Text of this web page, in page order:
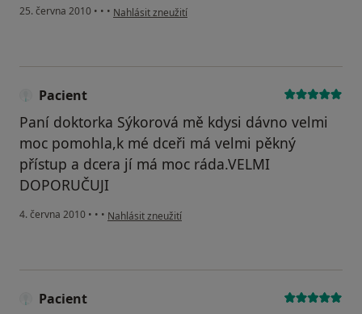
25. června 2010 • • • podle názoru uživatele Pacient
Nahlásit zneužití
Pacient
Paní doktorka Sýkorová mě kdysi dávno velmi
moc pomohla,k mé dceři má velmi pěkný
přístup a dcera jí má moc ráda.VELMI
DOPORUČUJI
4. června 2010 • • • podle názoru uživatele Pacient
Nahlásit zneužití
Pacient